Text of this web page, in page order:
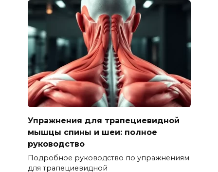
Упражнения для трапециевидной
мышцы спины и шеи: полное
руководство
Подробное руководство по упражнениям
для трапециевидной